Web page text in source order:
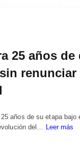
25 años de
años de su etapa bajo
del… Leer más